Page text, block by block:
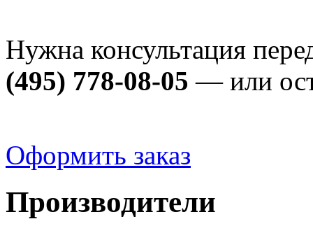
Нужна консультация
(495) 778-08-05 — или
Оформить заказ
Производители